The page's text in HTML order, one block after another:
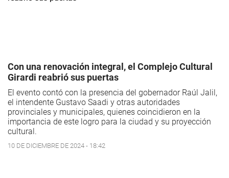
Con una renovación integral, el Complejo Cultural
Girardi reabrió sus puertas
El evento contó con la presencia del gobernador Raúl Jalil,
el intendente Gustavo Saadi y otras autoridades
provinciales y municipales, quienes coincidieron en la
importancia de este logro para la ciudad y su proyección
cultural.
10 DE DICIEMBRE DE 2024 - 18:42